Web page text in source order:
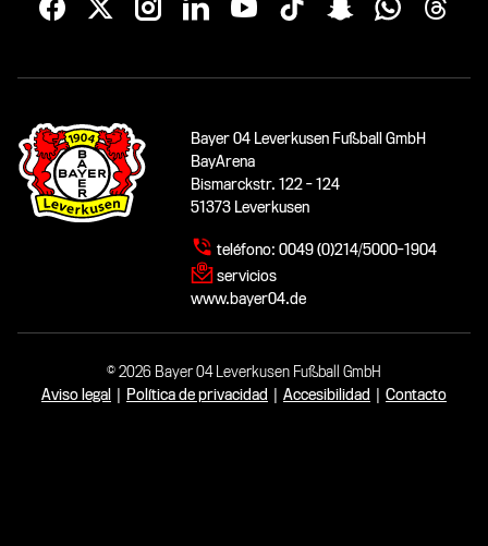
Bayer 04 Leverkusen Fußball GmbH
BayArena
Bismarckstr. 122 - 124
51373 Leverkusen
teléfono: 0049 (0)214/5000-1904
servicios
www.bayer04.de
© 2026 Bayer 04 Leverkusen Fußball GmbH
Aviso legal | Política de privacidad | Accesibilidad | Contacto